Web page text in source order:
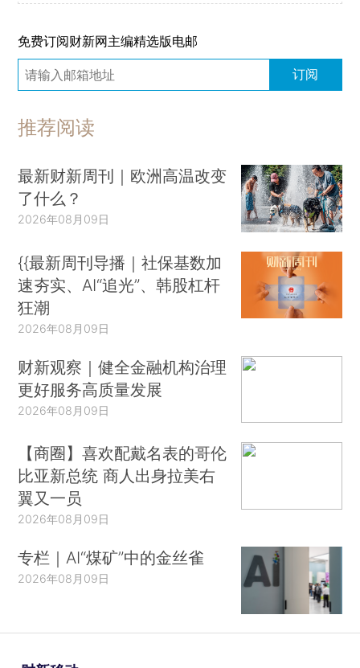
免费订阅财新网主编精选版电邮
订阅
推荐阅读
最新财新周刊｜欧洲高温改变
了什么？
2026年08月09日
{{最新周刊导播｜社保基数加
速夯实、AI“追光”、韩股杠杆
狂潮
2026年08月09日
财新观察｜健全金融机构治理
更好服务高质量发展
2026年08月09日
【商圈】喜欢配戴名表的哥伦
比亚新总统 商人出身拉美右
翼又一员
2026年08月09日
专栏｜AI“煤矿”中的金丝雀
2026年08月09日